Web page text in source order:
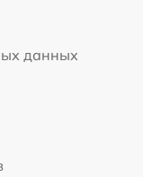
данных